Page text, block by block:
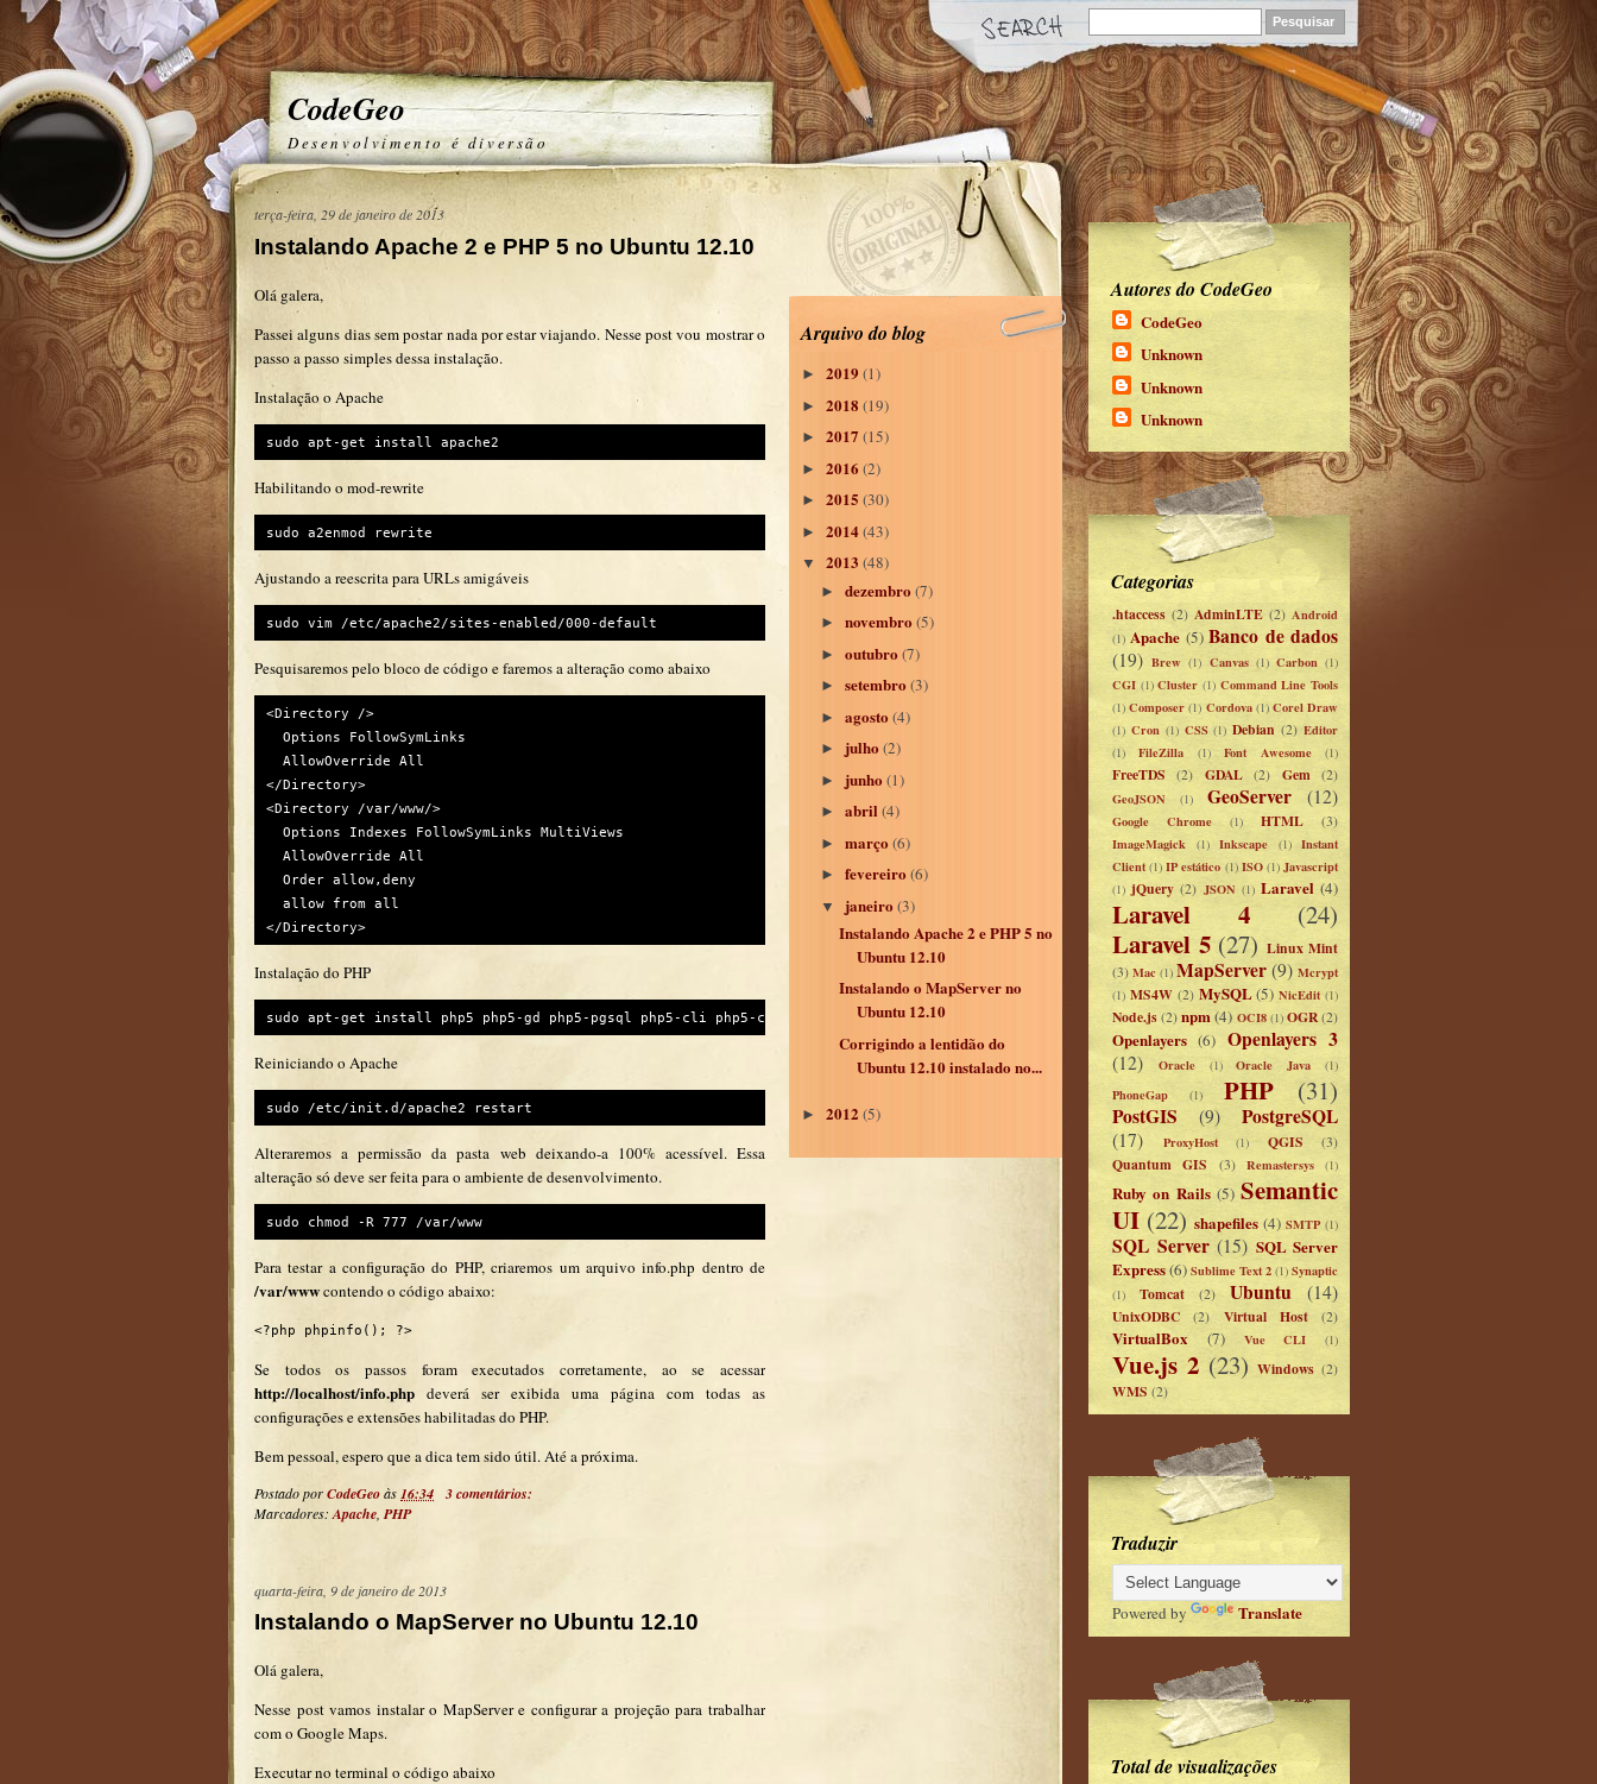
CodeGeo
Desenvolvimento é diversão
terça-feira, 29 de janeiro de 2013
Instalando Apache 2 e PHP 5 no Ubuntu 12.10
Olá galera,
Passei alguns dias sem postar nada por estar viajando. Nesse post vou mostrar o
passo a passo simples dessa instalação.
Instalação o Apache
sudo apt-get install apache2
Habilitando o mod-rewrite
sudo a2enmod rewrite
Ajustando a reescrita para URLs amigáveis
sudo vim /etc/apache2/sites-enabled/000-default
Pesquisaremos pelo bloco de código e faremos a alteração como abaixo
<Directory />
  Options FollowSymLinks
  AllowOverride All
</Directory>
<Directory /var/www/>
  Options Indexes FollowSymLinks MultiViews
  AllowOverride All
  Order allow,deny
  allow from all
Instalação do PHP
sudo apt-get install php5 php5-gd php5-pgsql php5-cli php5-cgi libapache2-mod-php5
Reiniciando o Apache
sudo /etc/init.d/apache2 restart
Alteraremos a permissão da pasta web deixando-a 100% acessível. Essa
alteração só deve ser feita para o ambiente de desenvolvimento.
sudo chmod -R 777 /var/www
Para testar a configuração do PHP, criaremos um arquivo info.php dentro de
/var/wwwcontendo o código abaixo:
Se todos os passos foram executados corretamente, ao se acessar
http://localhost/info.php deverá ser exibida uma página com todas as
configurações e extensões habilitadas do PHP.
Bem pessoal, espero que a dica tem sido útil. Até a próxima.
Postado porCodeGeoàs16:34 3 comentários:
Marcadores: Apache PHP
quarta-feira, 9 de janeiro de 2013
Instalando o MapServer no Ubuntu 12.10
Olá galera,
Nesse post vamos instalar o MapServer e configurar a projeção para trabalhar
com o Google Maps.
Executar no terminal o código abaixo
Autores do CodeGeo
CodeGeo
Unknown
Unknown
Unknown
Categorias
.htaccess (2) AdminLTE (2) Android
(1) Apache (5) Banco de dados
(19) Brew (1) Canvas (1) Carbon (1)
CGI (1) Cluster (1) Command Line Tools
(1) Composer (1) Cordova (1) Corel Draw
(1) Cron (1) CSS (1) Debian (2) Editor
(1) FileZilla (1) Font Awesome (1)
FreeTDS (2) GDAL (2) Gem (2)
GeoJSON (1) GeoServer (12)
Google Chrome (1) HTML (3)
ImageMagick (1) Inkscape (1)
Instant
Client (1) IP estático (1) ISO (1) Javascript
(1) jQuery (2) JSON (1) Laravel (4)
Laravel 4 (24)
Laravel 5 (27) Linux Mint
(3) Mac (1) MapServer (9) Mcrypt
(1) MS4W (2) MySQL (5) NicEdit (1)
Node.js (2) npm (4) OCI8 (1) OGR (2)
Openlayers (6) Openlayers 3
(12) Oracle (1) Oracle Java (1)
PhoneGap (1) PHP (31)
PostGIS (9) PostgreSQL
(17) ProxyHost (1) QGIS (3)
Quantum GIS (3) Remastersys (1)
Ruby on Rails (5) Semantic
UI (22) shapefiles (4) SMTP (1)
SQL Server (15) SQL Server
Express(6)Sublime Text 2 (1) Synaptic
(1) Tomcat (2) Ubuntu (14)
UnixODBC (2) Virtual Host (2)
VirtualBox (7) Vue CLI (1)
Vue.js 2 (23) Windows (2)
WMS (2)
Traduzir
Powered by Translate
Total de visualizações
Arquivo do blog
► 2019 (1)
► 2018 (19)
► 2017 (15)
► 2016 (2)
► 2015 (30)
► 2014(43)
▼ 2013 (48)
► dezembro (7)
► novembro (5)
► outubro (7)
► setembro (3)
► agosto (4)
► julho (2)
► junho (1)
► abril (4)
► março (6)
► fevereiro (6)
▼ janeiro (3)
Instalando Apache 2 e PHP 5 no
Ubuntu 12.10
Instalando o MapServer no
Ubuntu 12.10
Corrigindo a lentidão do
Ubuntu 12.10 instalado no...
► 2012 (5)